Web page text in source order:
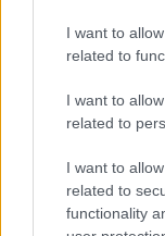
I want to
related to
I want to
related to
I want to
related to
functionality
Τι
μπορούν
Voucher